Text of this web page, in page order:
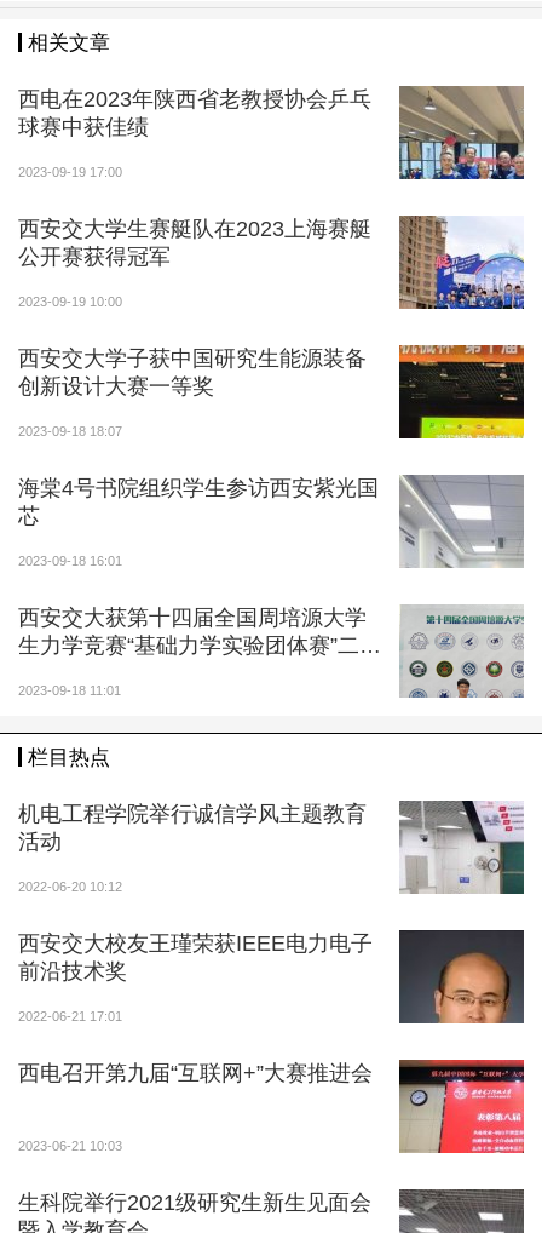
相关文章
西电在2023年陕西省老教授协会乒乓
球赛中获佳绩
2023-09-19 17:00
西安交大学生赛艇队在2023上海赛艇
公开赛获得冠军
2023-09-19 10:00
西安交大学子获中国研究生能源装备
创新设计大赛一等奖
2023-09-18 18:07
海棠4号书院组织学生参访西安紫光国
芯
2023-09-18 16:01
西安交大获第十四届全国周培源大学
生力学竞赛“基础力学实验团体赛”二等
2023-09-18 11:01
栏目热点
机电工程学院举行诚信学风主题教育
活动
2022-06-20 10:12
西安交大校友王瑾荣获IEEE电力电子
前沿技术奖
2022-06-21 17:01
西电召开第九届“互联网+”大赛推进会
2023-06-21 10:03
生科院举行2021级研究生新生见面会